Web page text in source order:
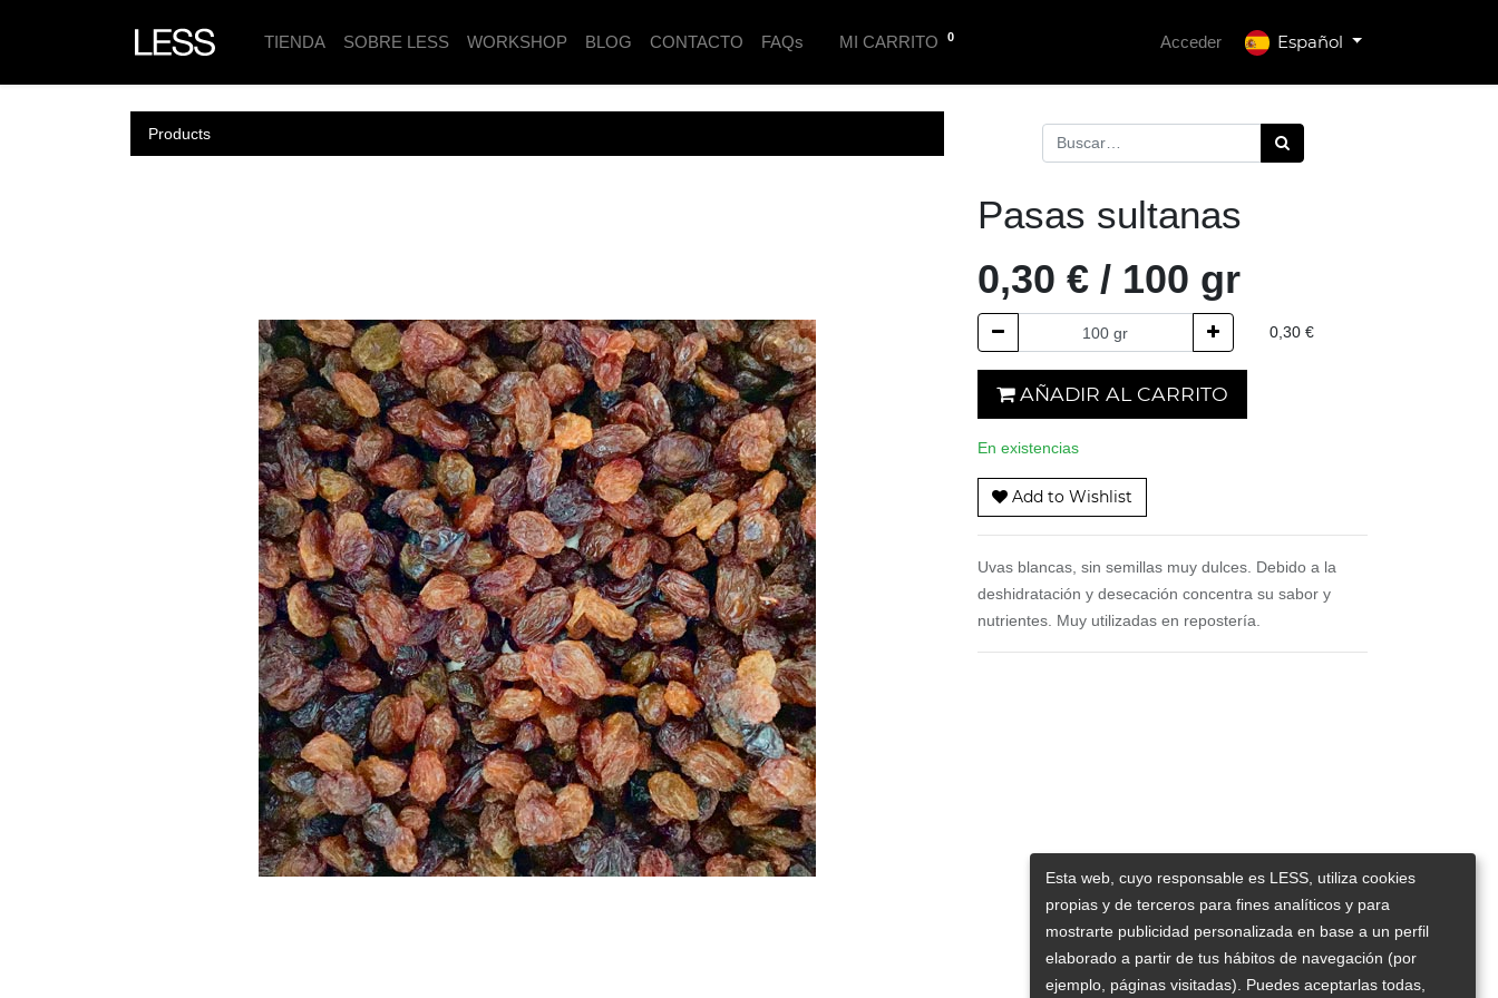
Español
TIENDA SOBRE LESS WORKSHOP BLOG CONTACTO FAQs MI CARRITO 0 Acceder
Products
Pasas sultanas
0,30 € / 100 gr
0,30 €
AÑADIR AL CARRITO
En existencias
Add to Wishlist
Uvas blancas, sin semillas muy dulces. Debido a la
deshidratación y desecación concentra su sabor y
nutrientes. Muy utilizadas en repostería.
Esta web, cuyo responsable es LESS, utiliza cookies
propias y de terceros para fines analíticos y para
mostrarte publicidad personalizada en base a un perfil
elaborado a partir de tus hábitos de navegación (por
ejemplo, páginas visitadas). Puedes aceptarlas todas,